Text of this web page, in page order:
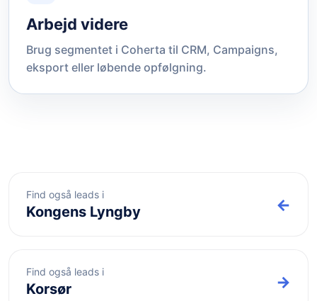
Arbejd videre
Brug segmentet i Coherta til CRM, Campaigns,
eksport eller løbende opfølgning.
Find også leads i
Kongens Lyngby ←
Find også leads i
Korsør →